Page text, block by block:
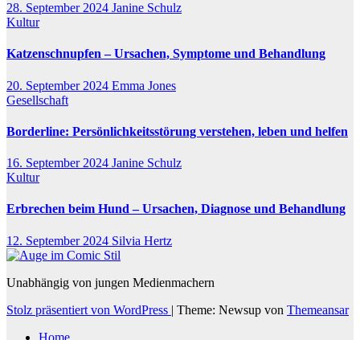
28. September 2024 Janine Schulz
Kultur
Katzenschnupfen – Ursachen, Symptome und Behandlung
20. September 2024 Emma Jones
Gesellschaft
Borderline: Persönlichkeitsstörung verstehen, leben und helfen
16. September 2024 Janine Schulz
Kultur
Erbrechen beim Hund – Ursachen, Diagnose und Behandlung
12. September 2024 Silvia Hertz
Unabhängig von jungen Medienmachern
Stolz präsentiert von WordPress | Theme: Newsup von Themeansar
Home